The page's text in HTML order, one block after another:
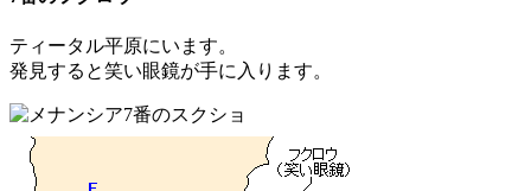
ティータル平原にいます。
発見すると笑い眼鏡が手に入ります。